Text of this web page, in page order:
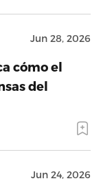
Jun 28, 2026
cómo el
del
Jun 24, 2026